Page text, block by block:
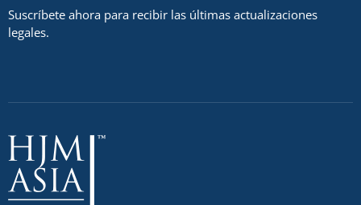
Suscríbete ahora para recibir las últimas actualizaciones
legales.